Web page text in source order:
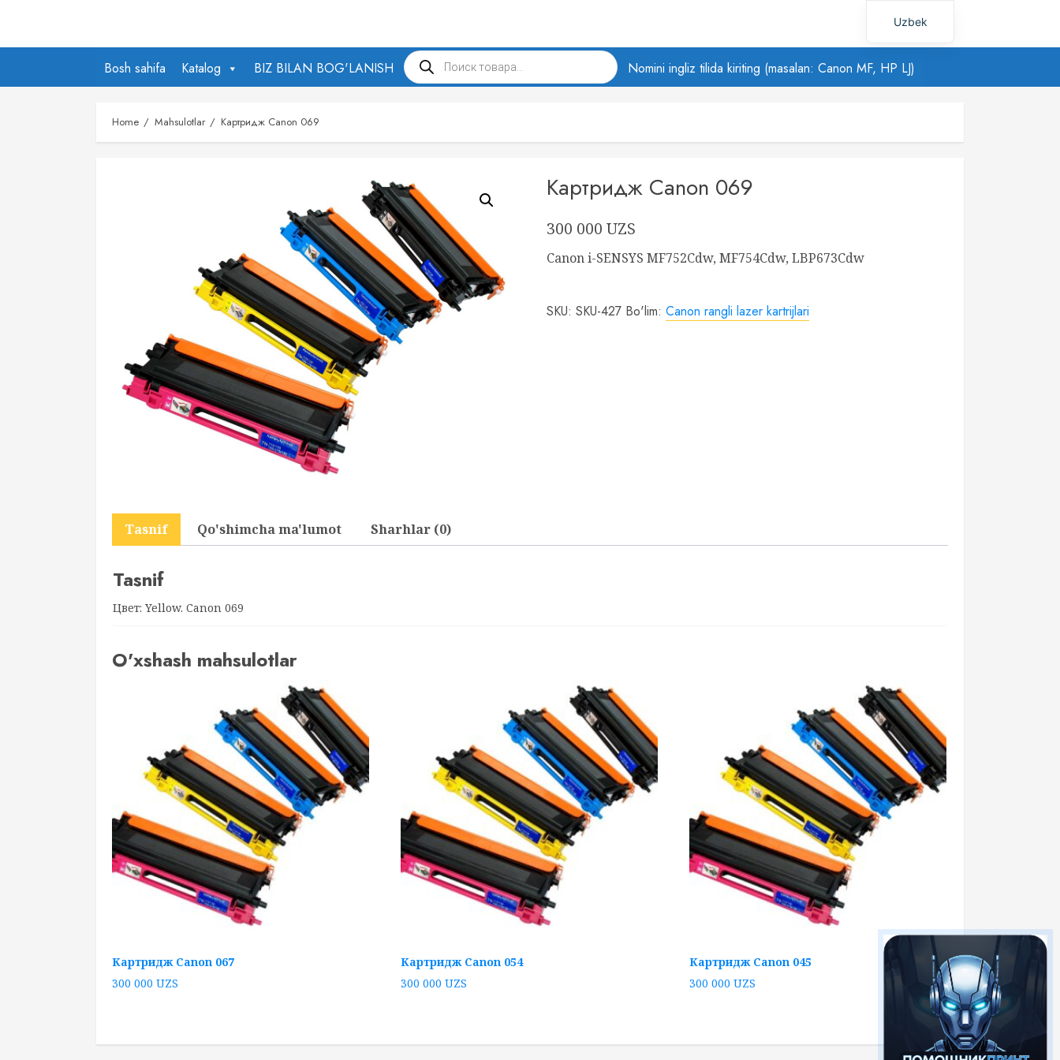
content
Bosh sahifa
Katalog BIZ BILAN BOG'LANISH
Products
search Nomini ingliz tilida kiriting (masalan: Canon MF, HP LJ)
Home Mahsulotlar Картридж Canon 069
Картридж Canon 069
300 000UZS
Canon i-SENSYS MF752Cdw, MF754Cdw, LBP673Cdw
SKU:SKU-427 Bo'lim:Canon rangli lazer kartrijlari
Tasnif Qo'shimcha ma'lumot Sharhlar (0)
Tasnif
Цвет: Yellow. Canon 069
O'xshash mahsulotlar
Картридж Canon 067
300 000 UZS
Картридж Canon 054
300 000UZS
Картридж Canon 045
300 000UZS
Uzbek
Russian